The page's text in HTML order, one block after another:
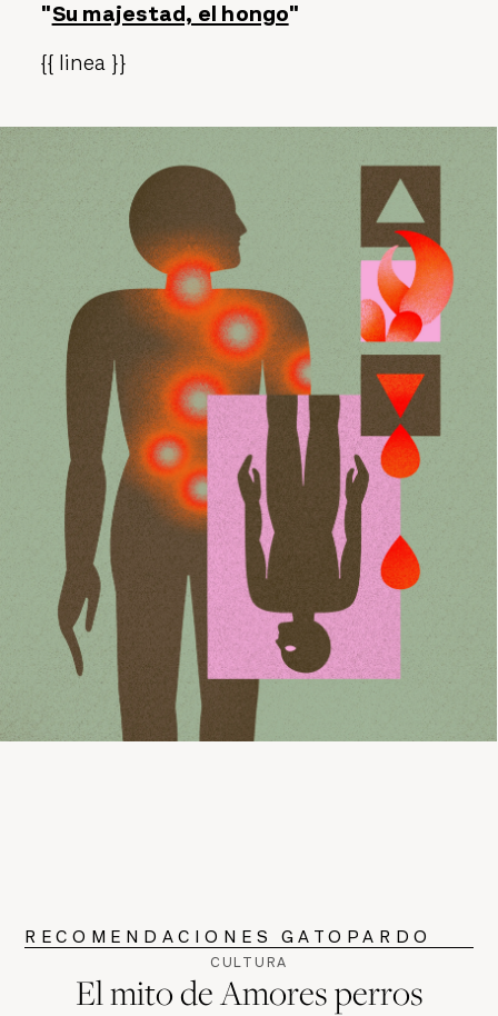
"Su majestad, el hongo"
{{ linea }}
RECOMENDACIONES GATOPARDO
CULTURA
El mito de Amores perros